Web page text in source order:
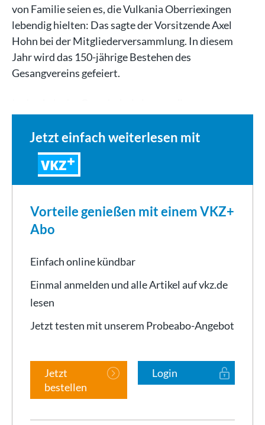
von Familie seien es, die Vulkania Oberriexingen
lebendig hielten: Das sagte der Vorsitzende Axel
Hohn bei der Mitgliederversammlung. In diesem
Jahr wird das 150-jährige Bestehen des
Gesangvereins gefeiert.
Jetzt einfach weiterlesen mit
VKZ
Vorteile genießen mit einem VKZ+
Abo
Einfach online kündbar
Einmal anmelden und alle Artikel auf vkz.de
lesen
Jetzt testen mit unserem Probeabo-Angebot
Jetzt
bestellen
Login